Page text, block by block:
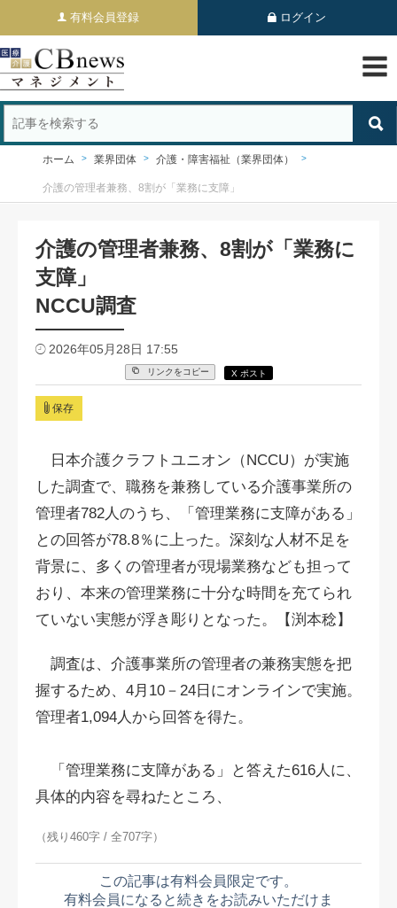
有料会員登録 ログイン
ホーム 業界団体 介護・障害福祉（業界団体）
介護の管理者兼務、8割が「業務に支障」
介護の管理者兼務、8割が「業務に
支障」
NCCU調査
2026年05月28日 17:55
リンクをコピー X ポスト
保存
日本介護クラフトユニオン（NCCU）が実施
した調査で、職務を兼務している介護事業所の
管理者782人のうち、「管理業務に支障がある」
との回答が78.8％に上った。深刻な人材不足を
背景に、多くの管理者が現場業務なども担って
おり、本来の管理業務に十分な時間を充てられ
ていない実態が浮き彫りとなった。【渕本稔】
調査は、介護事業所の管理者の兼務実態を把
握するため、4月10－24日にオンラインで実施。
管理者1,094人から回答を得た。
「管理業務に支障がある」と答えた616人に、
具体的内容を尋ねたところ、
（残り460字 / 全707字）
この記事は有料会員限定です。
有料会員になると続きをお読みいただけま